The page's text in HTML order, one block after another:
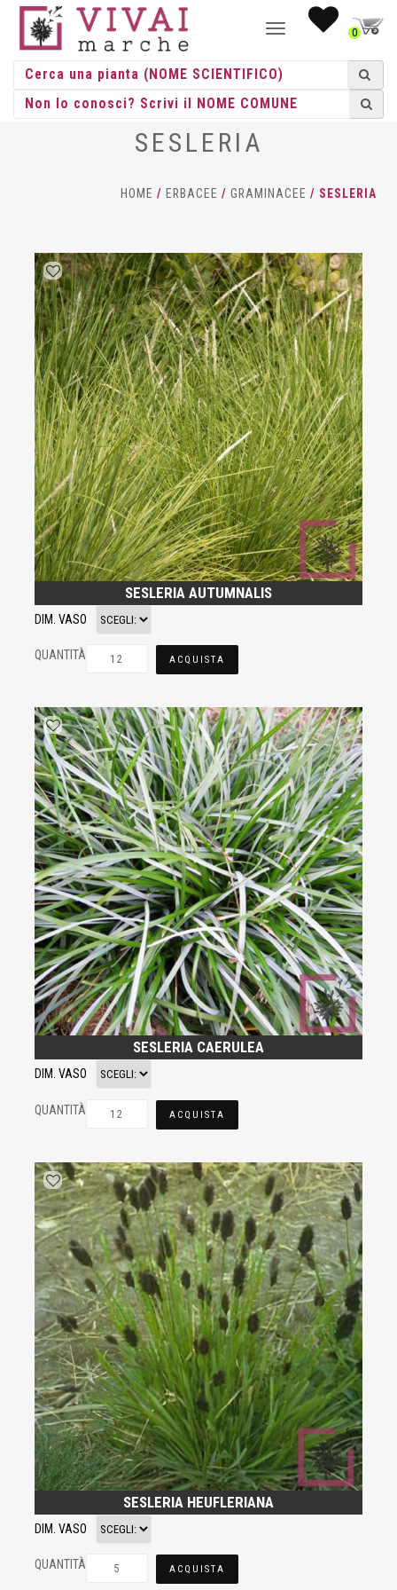
NAVIGAZIONE0
SESLERIA
HOME / ERBACEE / GRAMINACEE / SESLERIA
SESLERIA AUTUMNALIS
DIM. VASO
QUANTITÀ ACQUISTA
SESLERIA CAERULEA
DIM. VASO
QUANTITÀ ACQUISTA
SESLERIA HEUFLERIANA
DIM. VASO
QUANTITÀ ACQUISTA